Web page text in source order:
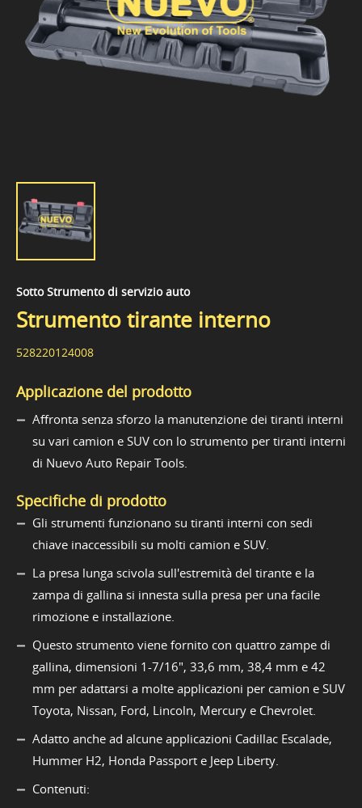
Sotto Strumento di servizio auto
Strumento tirante interno
528220124008
Applicazione del prodotto
Affronta senza sforzo la manutenzione dei tiranti interni
su vari camion e SUV con lo strumento per tiranti interni
di Nuevo Auto Repair Tools.
Specifiche di prodotto
Gli strumenti funzionano su tiranti interni con sedi
chiave inaccessibili su molti camion e SUV.
La presa lunga scivola sull'estremità del tirante e la
zampa di gallina si innesta sulla presa per una facile
rimozione e installazione.
Questo strumento viene fornito con quattro zampe di
gallina, dimensioni 1-7/16", 33,6 mm, 38,4 mm e 42
mm per adattarsi a molte applicazioni per camion e SUV
Toyota, Nissan, Ford, Lincoln, Mercury e Chevrolet.
Adatto anche ad alcune applicazioni Cadillac Escalade,
Hummer H2, Honda Passport e Jeep Liberty.
Contenuti: